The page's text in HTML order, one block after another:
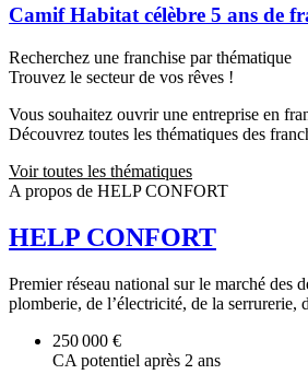
Camif Habitat célèbre 5 ans de
Recherchez une franchise par thématique
Trouvez le secteur de vos rêves !
Vous souhaitez ouvrir une entreprise en
Découvrez toutes les thématiques des
Voir toutes les thématiques
A propos de HELP CONFORT
HELP CONFORT
Premier réseau national sur le marché des
plomberie, de l’électricité, de la serrurerie,
250 000 €
CA potentiel après 2 ans